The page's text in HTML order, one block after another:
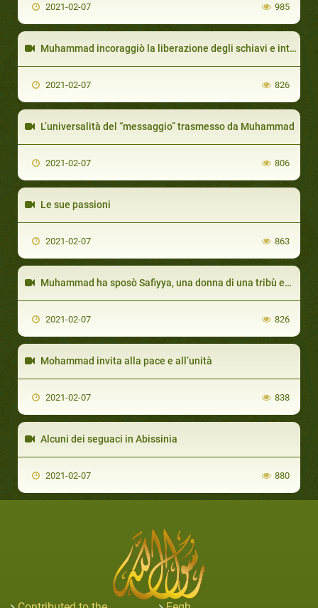
2021-02-07 985
Muhammad incoraggiò la liberazione degli schiavi e introdusse regole islamiche per eliminare la schi
2021-02-07 826
L’universalità del “messaggio” trasmesso da Muhammad
2021-02-07 806
Le sue passioni
2021-02-07 863
Muhammad ha sposò Safiyya, una donna di una tribù ebraica
2021-02-07 826
Mohammad invita alla pace e all’unità
2021-02-07 838
Alcuni dei seguaci in Abissinia
2021-02-07 880